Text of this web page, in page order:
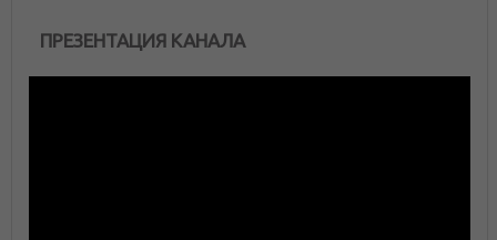
ПРЕЗЕНТАЦИЯ КАНАЛА